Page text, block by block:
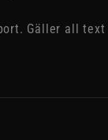
Gäller all text